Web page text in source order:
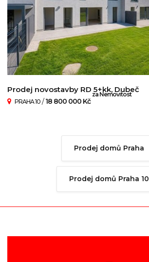
Prodej novostavby RD 5+kk, Dubeč
PRAHA 10 /18 800 000 Kč
za Nemovitost
Prodej domů Praha
Prodej domů Praha 10